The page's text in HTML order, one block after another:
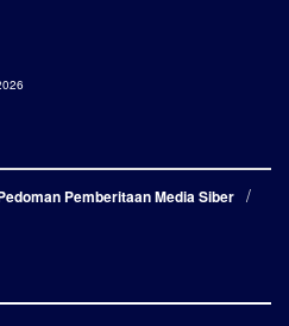
Pemberitaan Media Siber